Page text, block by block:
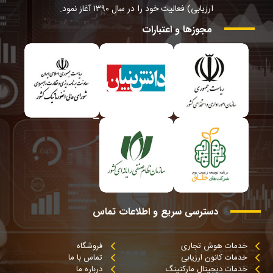
ارزیابی) فعالیت خود را در سال ۱۳۹۰ آغاز نمود.
مجوزها و اعتبارات
دسترسی سریع و اطلاعات تماس
خدمات هوش تجاری
خدمات کانون ارزیابی
خدمات دیجیتال مارکتینگ
فروشگاه
تماس با ما
درباره ما